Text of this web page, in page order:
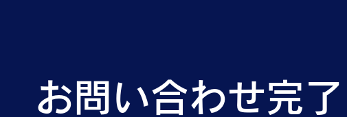
お問い合わせ完了